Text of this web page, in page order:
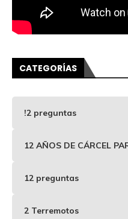
CATEGORÍAS
!2 preguntas
12 AÑOS DE CÁRCEL
12 preguntas
2 Terremotos